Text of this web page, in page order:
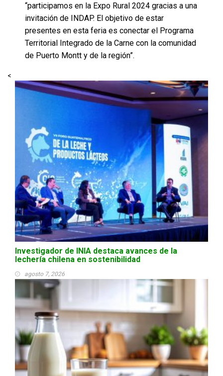
“participamos en la Expo Rural 2024 gracias a una
invitación de INDAP. El objetivo de estar
presentes en esta feria es conectar el Programa
Territorial Integrado de la Carne con la comunidad
de Puerto Montt y de la región”.
<
Investigador de INIA destaca avances de la
lechería chilena en sostenibilidad
agosto 7, 2026